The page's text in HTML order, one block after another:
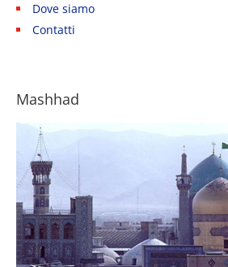
Shiraz
Yazd
Pellegrinaggio
Il visto
Dove siamo
Contatti
Mashhad